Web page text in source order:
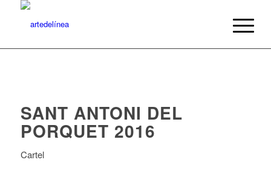
SANT ANTONI DEL
PORQUET 2016
Cartel